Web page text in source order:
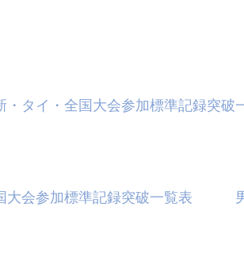
・タイ・全国大会参加標準記録突破
大会参加標準記録突破一覧表